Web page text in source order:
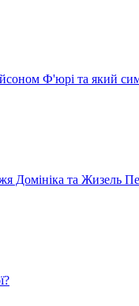
Ф'юрі та який
Домініка та Жизель